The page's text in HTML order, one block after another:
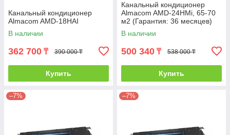
Канальный кондиционер
Almacom AМD-18HАI
В наличии
362 700 ₸ 390 000 ₸
Купить
Канальный кондиционер
Almacom AMD-24HМi, 65-70
м2 (Гарантия: 36 месяцев)
В наличии
500 340 ₸ 538 000 ₸
Купить
–7% –7%